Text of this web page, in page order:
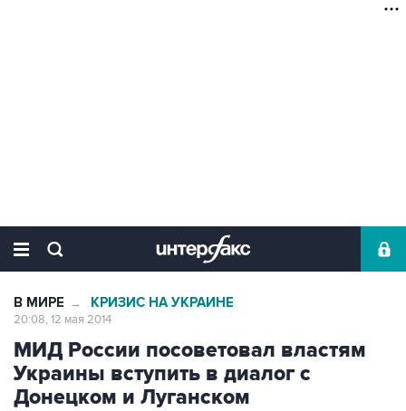
В МИРЕ → КРИЗИС НА УКРАИНЕ
20:08, 12 мая 2014
МИД России посоветовал властям
Украины вступить в диалог с
Донецком и Луганском